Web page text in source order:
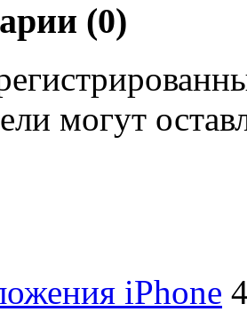
(0)
могут
iPhone